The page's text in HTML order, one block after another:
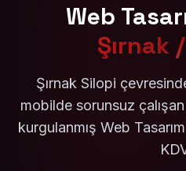
Web
Şırnak
Şırnak Silopi
mobilde sorunsuz
kurgulanmış Web